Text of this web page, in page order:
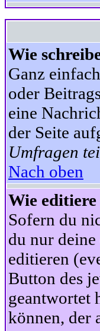
Wie
Ganz
oder
eine
der Seite
Umfragen
Nach oben
Wie
Sofern du
du nur
editieren
Button des
geantwortet
können, der